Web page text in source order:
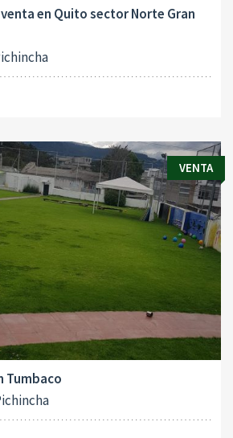
en Quito sector Norte Gran
VENTA
Tumbaco